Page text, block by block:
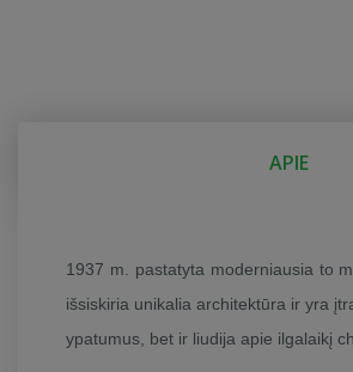
APIE
1937 m. pastatyta moderniausia to
išsiskiria unikalia architektūra ir yra
ypatumus, bet ir liudija apie ilgalaikį